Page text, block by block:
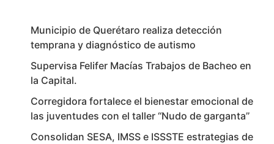
Municipio de Querétaro realiza detección
temprana y diagnóstico de autismo
Supervisa Felifer Macías Trabajos de Bacheo en
la Capital.
Corregidora fortalece el bienestar emocional de
las juventudes con el taller ‘‘Nudo de garganta’’
Consolidan SESA, IMSS e ISSSTE estrategias de